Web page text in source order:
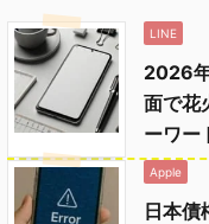
LINE
2026
面で花
ーワー
Apple
日本債